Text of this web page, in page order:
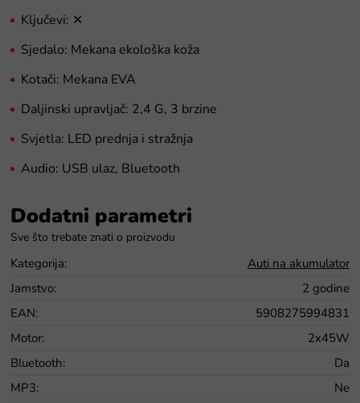
Ključevi: ✕
Sjedalo: Mekana ekološka koža
Kotači: Mekana EVA
Daljinski upravljač: 2,4 G, 3 brzine
Svjetla: LED prednja i stražnja
Audio: USB ulaz, Bluetooth
Dodatni parametri
Kategorija:
Auti na akumulator
Jamstvo:
2 godine
EAN:
5908275994831
Motor:
2x45W
Bluetooth:
Da
MP3:
Ne